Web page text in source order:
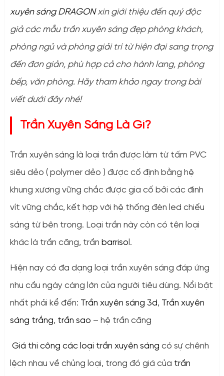
xuyên sáng DRAGONxin giới thiệu đến quý độc
giả các mẫu trần xuyên sáng đẹp phòng khách,
phòng ngủ và phòng giải trí từ hiện đại sang trọng
đến đơn giản, phù hợp cả cho hành lang, phòng
bếp, văn phòng. Hãy tham khảo ngay trong bài
viết dưới đây nhé!
Trần Xuyên Sáng Là Gì?
Trần xuyên sáng là loại trần được làm từ tấm PVC
siêu dẻo ( polymer dẻo ) được cố định bằng hệ
khung xương vững chắc được gia cố bởi các đinh
vít vững chắc, kết hợp với hệ thống đèn led chiếu
sáng từ bên trong. Loại trần này còn có tên loại
khác là trần căng, trần barriso l.
Hiện nay có đa dạng loại trần xuyên sáng đáp ứng
nhu cầu ngày càng lớn của người tiêu dùng. Nổi bật
nhất phải kể đến: Trần xuyên sáng 3d, Trần xuyên
sáng trắng, trần sao – hệ trần căng
Giá thi công các loại trần xuyên sáng có sự chênh
lệch nhau về chủng loại, trong đó giá của trần